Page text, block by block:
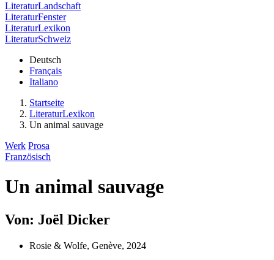
LiteraturLandschaft
LiteraturFenster
LiteraturLexikon
LiteraturSchweiz
Deutsch
Français
Italiano
Startseite
LiteraturLexikon
Un animal sauvage
Werk Prosa
Französisch
Un animal sauvage
Von: Joël Dicker
Rosie & Wolfe, Genève, 2024